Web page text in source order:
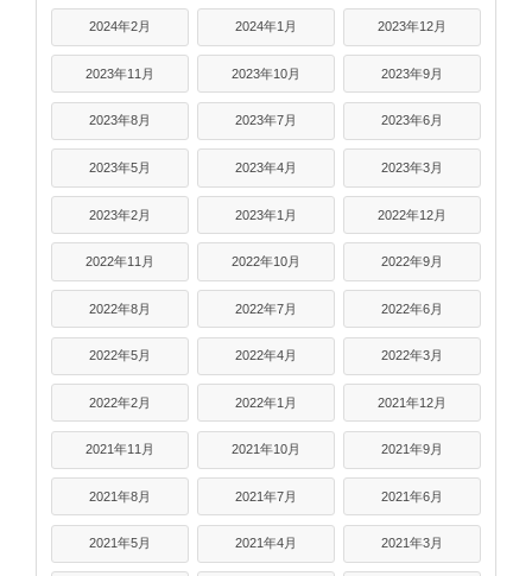
2024年2月 2024年1月 2023年12月
2023年11月 2023年10月 2023年9月
2023年8月 2023年7月 2023年6月
2023年5月 2023年4月 2023年3月
2023年2月 2023年1月 2022年12月
2022年11月 2022年10月 2022年9月
2022年8月 2022年7月 2022年6月
2022年5月 2022年4月 2022年3月
2022年2月 2022年1月 2021年12月
2021年11月 2021年10月 2021年9月
2021年8月 2021年7月 2021年6月
2021年5月 2021年4月 2021年3月